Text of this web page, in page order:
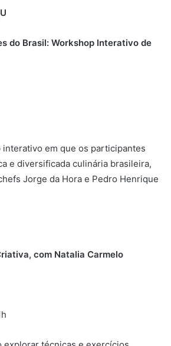
do Brasil: Workshop Interativo de
interativo em que os participantes
e diversificada culinária brasileira,
Jorge da Hora e Pedro Henrique
com Natalia Carmelo